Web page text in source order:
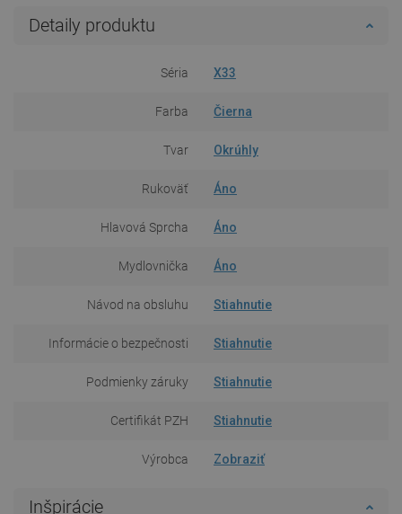
Detaily produktu
Séria X33
Farba Čierna
Tvar Okrúhly
Rukoväť Áno
Hlavová Sprcha Áno
Mydlovnička Áno
Návod na obsluhu Stiahnutie
Informácie o bezpečnosti Stiahnutie
Podmienky záruky Stiahnutie
Certifikát PZH Stiahnutie
Výrobca Zobraziť
Inšpirácie